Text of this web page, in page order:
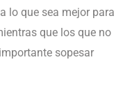
lo que sea mejor para
que los que no
sopesar